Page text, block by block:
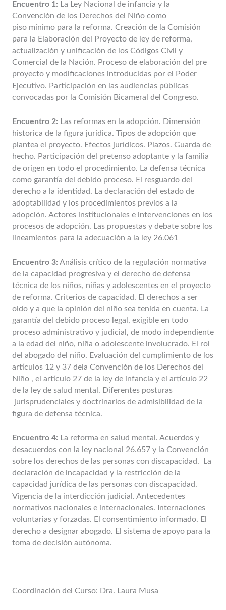
Encuentro 1: La Ley Nacional de infancia y la
Convención de los Derechos del Niño como
piso mínimo para la reforma. Creación de la Comisión
para la Elaboración del Proyecto de ley de reforma,
actualización y unificación de los Códigos Civil y
Comercial de la Nación. Proceso de elaboración del pre
proyecto y modificaciones introducidas por el Poder
Ejecutivo. Participación en las audiencias públicas
convocadas por la Comisión Bicameral del Congreso.
Encuentro 2: Las reformas en la adopción. Dimensión
historica de la figura jurídica. Tipos de adopción que
plantea el proyecto. Efectos jurídicos. Plazos. Guarda de
hecho. Participación del pretenso adoptante y la familia
de origen en todo el procedimiento. La defensa técnica
como garantía del debido proceso. El resguardo del
derecho a la identidad. La declaración del estado de
adoptabilidad y los procedimientos previos a la
adopción. Actores institucionales e intervenciones en los
procesos de adopción. Las propuestas y debate sobre los
lineamientos para la adecuación a la ley 26.061
Encuentro 3: Análisis crítico de la regulación normativa
de la capacidad progresiva y el derecho de defensa
técnica de los niños, niñas y adolescentes en el proyecto
de reforma. Criterios de capacidad. El derechos a ser
oido y a que la opinión del niño sea tenida en cuenta. La
garantía del debido proceso legal, exigible en todo
proceso administrativo y judicial, de modo independiente
a la edad del niño, niña o adolescente involucrado. El rol
del abogado del niño. Evaluación del cumplimiento de los
artículos 12 y 37 dela Convención de los Derechos del
Niño , el artículo 27 de la ley de infancia y el artículo 22
de la ley de salud mental. Diferentes posturas
jurisprudenciales y doctrinarios de admisibilidad de la
figura de defensa técnica.
Encuentro 4: La reforma en salud mental. Acuerdos y
desacuerdos con la ley nacional 26.657 y la Convención
sobre los derechos de las personas con discapacidad. La
declaración de incapacidad y la restricción de la
capacidad jurídica de las personas con discapacidad.
Vigencia de la interdicción judicial. Antecedentes
normativos nacionales e internacionales. Internaciones
voluntarias y forzadas. El consentimiento informado. El
derecho a designar abogado. El sistema de apoyo para la
toma de decisión autónoma.
Coordinación del Curso: Dra. Laura Musa